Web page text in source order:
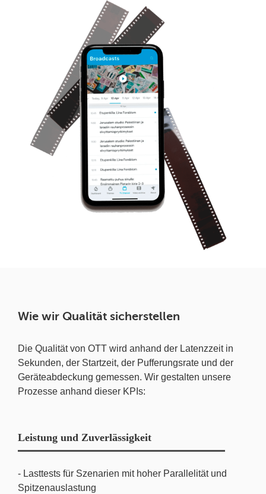
Wie wir Qualität sicherstellen
Die Qualität von OTT wird anhand der Latenzzeit in
Sekunden, der Startzeit, der Pufferungsrate und der
Geräteabdeckung gemessen. Wir gestalten unsere
Prozesse anhand dieser KPIs:
Leistung und Zuverlässigkeit
- Lasttests für Szenarien mit hoher Parallelität und
Spitzenauslastung